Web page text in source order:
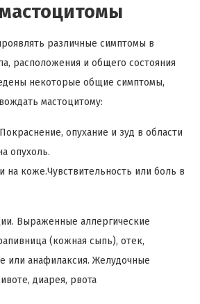
различные симптомы в
расположения и общего состояния
некоторые общие симптомы,
мастоцитому:
опухание и зуд в области
опухоль.
на коже.Чувствительность или боль в
Выраженные аллергические
(кожная сыпь), отек,
или анафилаксия. Желудочные
диарея, рвота